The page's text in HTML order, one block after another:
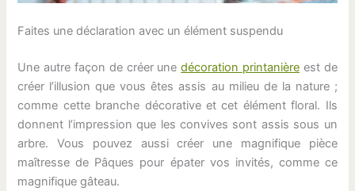
Faites une déclaration avec un élément suspendu
Une autre façon de créer unedécoration printanièreest de
créer l’illusion que vous êtes assis au milieu de la nature ;
comme cette branche décorative et cet élément floral. Ils
donnent l’impression que les convives sont assis sous un
arbre. Vous pouvez aussi créer une magnifique pièce
maîtresse de Pâques pour épater vos invités, comme ce
magnifique gâteau.